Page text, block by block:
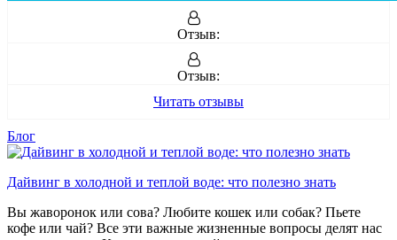
Отзыв:
Отзыв:
Читать отзывы
Блог
Дайвинг в холодной и теплой воде: что полезно знать
Вы жаворонок или сова? Любите кошек или собак? Пьете
кофе или чай? Все эти важные жизненные вопросы делят нас